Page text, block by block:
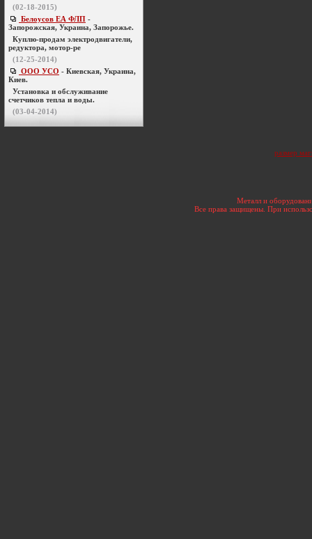
(02-18-2015)
Белоусов ЕА ФЛП -
Запорожская, Украина, Запорожье.
Куплю-продам электродвигатели,
редуктора, мотор-ре
(12-25-2014)
ООО УСО - Киевская, Украина,
Киев.
Установка и обслуживание
счетчиков тепла и воды.
(03-04-2014)
размер
Металл и
Все права защищены. При